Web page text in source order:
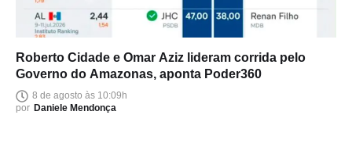
Roberto Cidade e Omar Aziz lideram corrida pelo
Governo do Amazonas, aponta Poder360
8 de agosto às 10:09h
por Daniele Mendonça